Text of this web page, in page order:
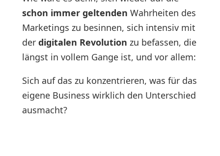
schon immer geltenden Wahrheiten des
Marketings zu besinnen, sich intensiv mit
der digitalen Revolution zu befassen, die
längst in vollem Gange ist, und vor allem:
Sich auf das zu konzentrieren, was für das
eigene Business wirklich den Unterschied
ausmacht?